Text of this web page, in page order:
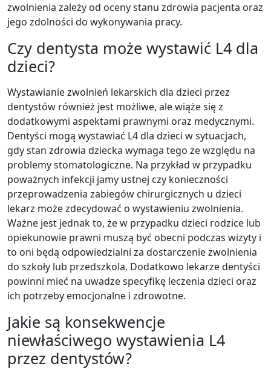
zwolnienia zależy od oceny stanu zdrowia pacjenta oraz
jego zdolności do wykonywania pracy.
Czy dentysta może wystawić L4 dla
dzieci?
Wystawianie zwolnień lekarskich dla dzieci przez
dentystów również jest możliwe, ale wiąże się z
dodatkowymi aspektami prawnymi oraz medycznymi.
Dentyści mogą wystawiać L4 dla dzieci w sytuacjach,
gdy stan zdrowia dziecka wymaga tego ze względu na
problemy stomatologiczne. Na przykład w przypadku
poważnych infekcji jamy ustnej czy konieczności
przeprowadzenia zabiegów chirurgicznych u dzieci
lekarz może zdecydować o wystawieniu zwolnienia.
Ważne jest jednak to, że w przypadku dzieci rodzice lub
opiekunowie prawni muszą być obecni podczas wizyty i
to oni będą odpowiedzialni za dostarczenie zwolnienia
do szkoły lub przedszkola. Dodatkowo lekarze dentyści
powinni mieć na uwadze specyfikę leczenia dzieci oraz
ich potrzeby emocjonalne i zdrowotne.
Jakie są konsekwencje
niewłaściwego wystawienia L4
przez dentystów?